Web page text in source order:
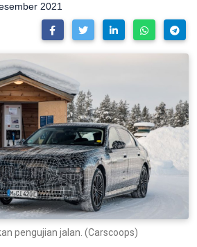
2021
pengujian jalan. (Carscoops)